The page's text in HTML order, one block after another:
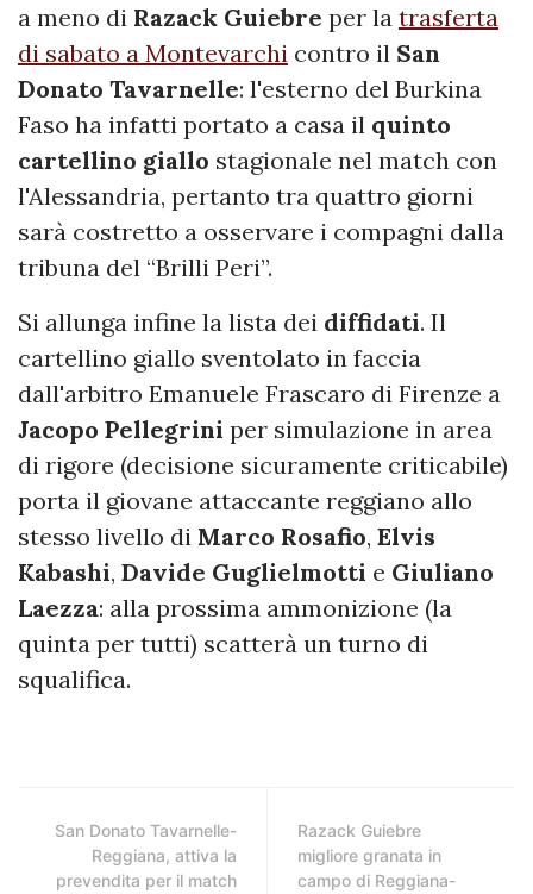
a meno di Razack Guiebre per la trasferta
di sabato a Montevarchi contro il San
Donato Tavarnelle: l'esterno del Burkina
Faso ha infatti portato a casa il quinto
cartellino giallo stagionale nel match con
l'Alessandria, pertanto tra quattro giorni
sarà costretto a osservare i compagni dalla
tribuna del “Brilli Peri”.
Si allunga infine la lista dei diffidati. Il
cartellino giallo sventolato in faccia
dall'arbitro Emanuele Frascaro di Firenze a
Jacopo Pellegrini per simulazione in area
di rigore (decisione sicuramente criticabile)
porta il giovane attaccante reggiano allo
stesso livello di Marco Rosafio, Elvis
Kabashi, Davide Guglielmotti e Giuliano
Laezza: alla prossima ammonizione (la
quinta per tutti) scatterà un turno di
squalifica.
San Donato Tavarnelle-
Reggiana, attiva la
prevendita per il match
Razack Guiebre
migliore granata in
campo di Reggiana-